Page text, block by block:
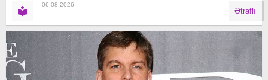
06.08.2026
Ətraflı